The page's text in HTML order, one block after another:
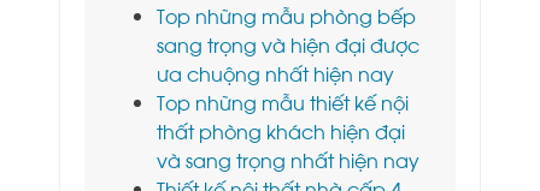
Top những mẫu phòng bếp
sang trọng và hiện đại được
ưa chuộng nhất hiện nay
Top những mẫu thiết kế nội
thất phòng khách hiện đại
và sang trọng nhất hiện nay